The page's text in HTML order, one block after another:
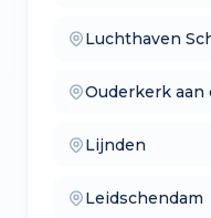
Luchthaven
—
Ouderkerk aan
— lokale
Lijnden
— makelaars
Leidschendam
—